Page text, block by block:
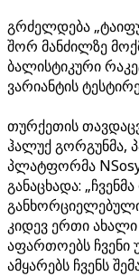
გრძელდება
შორ მანძილზე
ბალისტიკური
ვარიანტის
თურქეთის
ჰალუქ გორგუნმა,
პლატფორმა
განაცხადა:
კიდევ ერთი
აფართოებს ჩვენი
ამყარებს ჩვენს